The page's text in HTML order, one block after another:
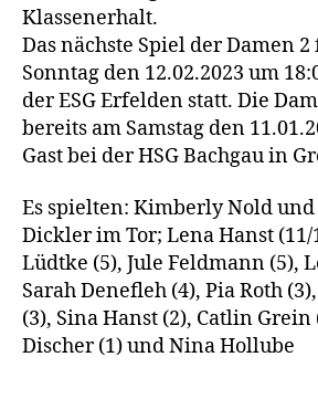
Klassenerhalt.
Das nächste Spiel der Damen
Sonntag den 12.02.2023 um
der ESG Erfelden statt. Die
bereits am Samstag den
Gast bei der HSG Bachgau in
Es spielten: Kimberly Nold
Dickler im Tor; Lena Hanst (11/
Lüdtke (5), Jule Feldmann (5),
Sarah Denefleh (4), Pia Roth
(3), Sina Hanst (2), Catlin Grein
Discher (1) und Nina Hollube